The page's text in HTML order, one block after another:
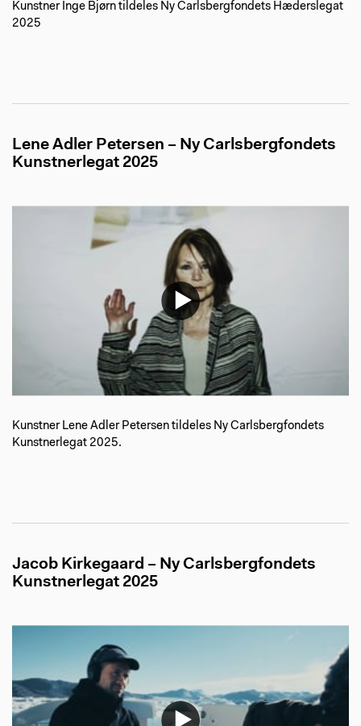
Kunstner Inge Bjørn tildeles Ny Carlsbergfondets Hæderslegat
2025
Lene Adler Petersen – Ny Carlsbergfondets
Kunstnerlegat 2025
Kunstner Lene Adler Petersen tildeles Ny Carlsbergfondets
Kunstnerlegat 2025.
Jacob Kirkegaard – Ny Carlsbergfondets
Kunstnerlegat 2025